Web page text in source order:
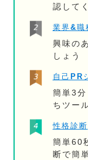
認して
業界&職
興味の
しょう
自己PR
簡単3
ちツー
性格診断
簡単60
断で簡